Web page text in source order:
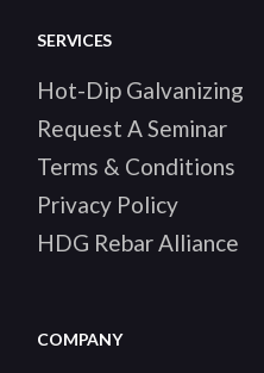
SERVICES
Hot-Dip Galvanizing
Request A Seminar
Terms & Conditions
Privacy Policy
HDG Rebar Alliance
COMPANY